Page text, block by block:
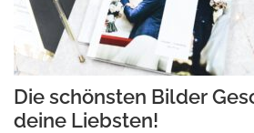
Die schönsten Bilder
deine Liebsten!